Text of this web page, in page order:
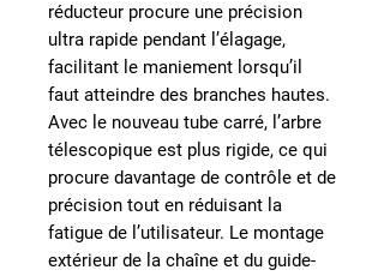
réducteur procure une précision
ultra rapide pendant l’élagage,
facilitant le maniement lorsqu’il
faut atteindre des branches hautes.
Avec le nouveau tube carré, l’arbre
télescopique est plus rigide, ce qui
procure davantage de contrôle et de
précision tout en réduisant la
fatigue de l’utilisateur. Le montage
extérieur de la chaîne et du guide-